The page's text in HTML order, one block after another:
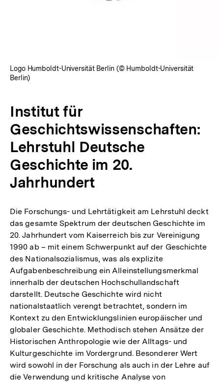
Logo Humboldt-Universität Berlin (© Humboldt-Universität
Berlin)
Institut für
Geschichtswissenschaften:
Lehrstuhl Deutsche
Geschichte im 20.
Jahrhundert
Die Forschungs- und Lehrtätigkeit am Lehrstuhl deckt
das gesamte Spektrum der deutschen Geschichte im
20. Jahrhundert vom Kaiserreich bis zur Vereinigung
1990 ab – mit einem Schwerpunkt auf der Geschichte
des Nationalsozialismus, was als explizite
Aufgabenbeschreibung ein Alleinstellungsmerkmal
innerhalb der deutschen Hochschullandschaft
darstellt. Deutsche Geschichte wird nicht
nationalstaatlich verengt betrachtet, sondern im
Kontext zu den Entwicklungslinien europäischer und
globaler Geschichte. Methodisch stehen Ansätze der
Historischen Anthropologie wie der Alltags- und
Kulturgeschichte im Vordergrund. Besonderer Wert
wird sowohl in der Forschung als auch in der Lehre auf
die Verwendung und kritische Analyse von